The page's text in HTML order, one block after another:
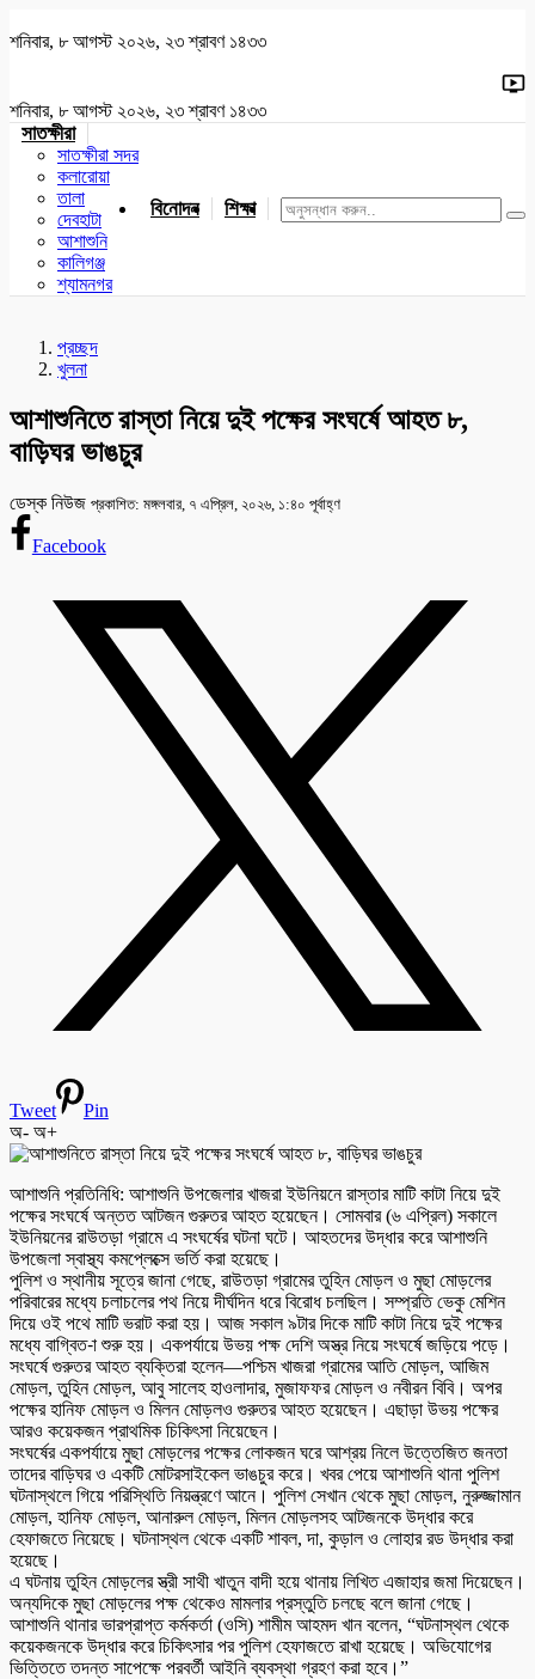
শনিবার, ৮ আগস্ট ২০২৬, ২৩ শ্রাবণ ১৪৩৩
শনিবার, ৮ আগস্ট ২০২৬, ২৩ শ্রাবণ ১৪৩৩
সাতক্ষীরা
সাতক্ষীরা সদর
কলারোয়া
তালা
দেবহাটা
আশাশুনি
কালিগঞ্জ
শ্যামনগর
বিনোদন শিক্ষা খেলাধুলা জাতীয় যশোর
প্রচ্ছদ
খুলনা
আশাশুনিতে রাস্তা নিয়ে দুই পক্ষের সংঘর্ষে আহত ৮,
বাড়িঘর ভাঙচুর
ডেস্ক নিউজ প্রকাশিত: মঙ্গলবার, ৭ এপ্রিল, ২০২৬, ১:৪০ পূর্বাহ্ণ
Facebook
Tweet
Pin
অ- অ+
আশাশুনি প্রতিনিধি: আশাশুনি উপজেলার খাজরা ইউনিয়নে রাস্তার মাটি কাটা নিয়ে দুই
পক্ষের সংঘর্ষে অন্তত আটজন গুরুতর আহত হয়েছেন। সোমবার (৬ এপ্রিল) সকালে
ইউনিয়নের রাউতড়া গ্রামে এ সংঘর্ষের ঘটনা ঘটে। আহতদের উদ্ধার করে আশাশুনি
উপজেলা স্বাস্থ্য কমপ্লেক্সে ভর্তি করা হয়েছে।
পুলিশ ও স্থানীয় সূত্রে জানা গেছে, রাউতড়া গ্রামের তুহিন মোড়ল ও মুছা মোড়লের
পরিবারের মধ্যে চলাচলের পথ নিয়ে দীর্ঘদিন ধরে বিরোধ চলছিল। সম্প্রতি ভেকু মেশিন
দিয়ে ওই পথে মাটি ভরাট করা হয়। আজ সকাল ৯টার দিকে মাটি কাটা নিয়ে দুই পক্ষের
মধ্যে বাগ্বিত-া শুরু হয়। একপর্যায়ে উভয় পক্ষ দেশি অস্ত্র নিয়ে সংঘর্ষে জড়িয়ে পড়ে।
সংঘর্ষে গুরুতর আহত ব্যক্তিরা হলেন—পশ্চিম খাজরা গ্রামের আতি মোড়ল, আজিম
মোড়ল, তুহিন মোড়ল, আবু সালেহ হাওলাদার, মুজাফফর মোড়ল ও নবীরন বিবি। অপর
পক্ষের হানিফ মোড়ল ও মিলন মোড়লও গুরুতর আহত হয়েছেন। এছাড়া উভয় পক্ষের
আরও কয়েকজন প্রাথমিক চিকিৎসা নিয়েছেন।
সংঘর্ষের একপর্যায়ে মুছা মোড়লের পক্ষের লোকজন ঘরে আশ্রয় নিলে উত্তেজিত জনতা
তাদের বাড়িঘর ও একটি মোটরসাইকেল ভাঙচুর করে। খবর পেয়ে আশাশুনি থানা পুলিশ
ঘটনাস্থলে গিয়ে পরিস্থিতি নিয়ন্ত্রণে আনে। পুলিশ সেখান থেকে মুছা মোড়ল, নুরুজ্জামান
মোড়ল, হানিফ মোড়ল, আনারুল মোড়ল, মিলন মোড়লসহ আটজনকে উদ্ধার করে
হেফাজতে নিয়েছে। ঘটনাস্থল থেকে একটি শাবল, দা, কুড়াল ও লোহার রড উদ্ধার করা
হয়েছে।
এ ঘটনায় তুহিন মোড়লের স্ত্রী সাথী খাতুন বাদী হয়ে থানায় লিখিত এজাহার জমা দিয়েছেন।
অন্যদিকে মুছা মোড়লের পক্ষ থেকেও মামলার প্রস্তুতি চলছে বলে জানা গেছে।
আশাশুনি থানার ভারপ্রাপ্ত কর্মকর্তা (ওসি) শামীম আহমদ খান বলেন, “ঘটনাস্থল থেকে
কয়েকজনকে উদ্ধার করে চিকিৎসার পর পুলিশ হেফাজতে রাখা হয়েছে। অভিযোগের
ভিত্তিতে তদন্ত সাপেক্ষে পরবর্তী আইনি ব্যবস্থা গ্রহণ করা হবে।”